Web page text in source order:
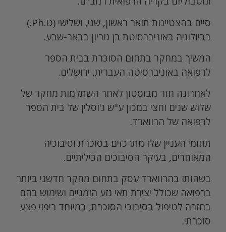
סיים בהצטיינות תואר ראשון, שני, ושלישי (Ph.D.)
בביולוגיה באוניברסיטת בן גוריון בבאר-שבע.
המשיך במחקר בתחום הסוכרת בבית הספר
לרפואה באוניברסיטה העברית, ירושלים.
לאחרונה חזר מבוסטון לאחר השתלמות מחקר של
שלוש שנים וחצי במכון ע"ש ג'וסלין של בית הספר
לרפואה של הרווארד.
תחומי העניין שלו מתרכזים בסוכרת וסיבוכיה
המאוחרים, בעיקר הסיבוכים הכיליתיים.
בשהותו בהרווארד עסק בתחום מחקר חדשני ביותר
ברפואה שכולל יצירת תאי גזע הומניים ושימוש בהם
בחזרה לטיפול בסיבוכי הסוכרת, במיוחד ריפוי פצע
סוכרתי.